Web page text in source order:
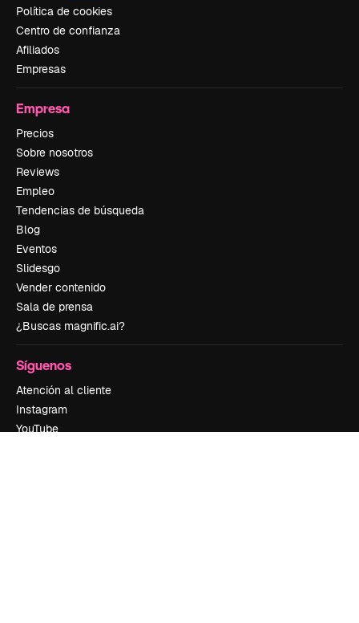
Política de cookies
Centro de confianza
Afiliados
Empresas
Empresa
Precios
Sobre nosotros
Reviews
Empleo
Tendencias de búsqueda
Blog
Eventos
Slidesgo
Vender contenido
Sala de prensa
¿Buscas magnific.ai?
Síguenos
Atención al cliente
Instagram
YouTube